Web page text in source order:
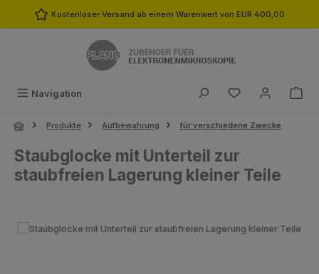
Zum Hauptinhalt springen
Kostenloser Versand ab einem Warenwert von EUR 400,00
Navigation Du hast 0
Produkte Aufbewahrung für verschiedene Zwecke
Staubglocke mit Unterteil zur
staubfreien Lagerung kleiner Teile
Bildergalerie überspringen